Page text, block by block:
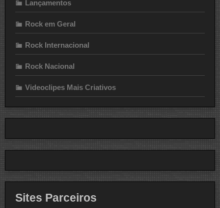
Lançamentos
Rock em Geral
Rock Internacional
Rock Nacional
Videoclipes Mais Criativos
Sites Parceiros